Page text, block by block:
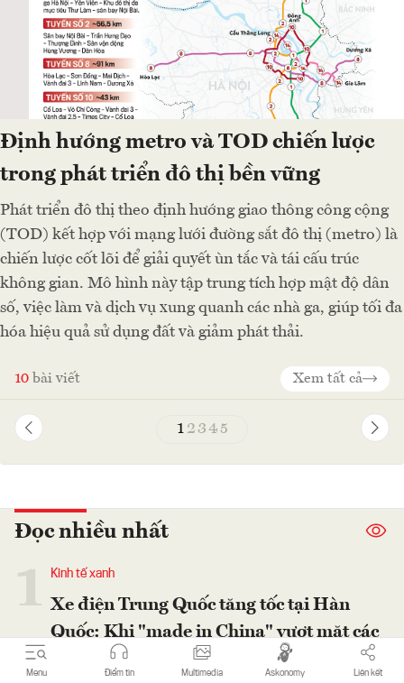
Menu Điểm tin Multimedia Askonomy Liên kết
Định hướng metro và TOD chiến lược
trong phát triển đô thị bền vững
Phát triển đô thị theo định hướng giao thông công cộng
(TOD) kết hợp với mạng lưới đường sắt đô thị (metro) là
chiến lược cốt lõi để giải quyết ùn tắc và tái cấu trúc
không gian. Mô hình này tập trung tích hợp mật độ dân
số, việc làm và dịch vụ xung quanh các nhà ga, giúp tối đa
hóa hiệu quả sử dụng đất và giảm phát thải.
10 bài viết Xem tất cả
1 23 45
Đọc nhiều nhất
Kinh tế xanh
Xe điện Trung Quốc tăng tốc tại Hàn
Quốc: Khi "made in China" vượt mặt các
cường quốc xe hơi